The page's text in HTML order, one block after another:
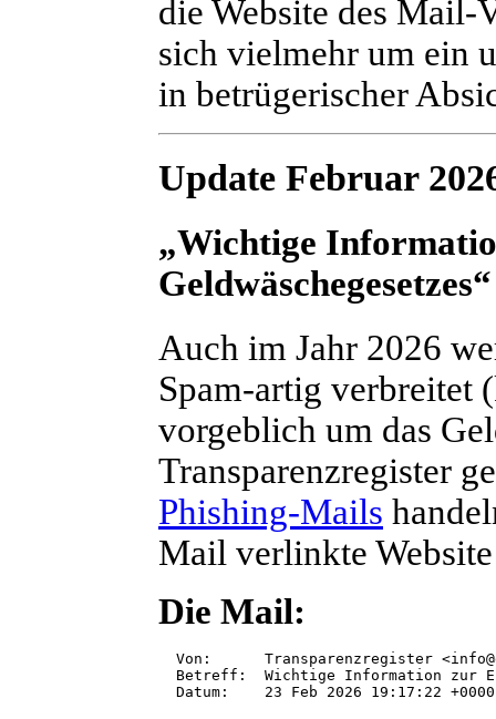
die Website des Mail-
sich vielmehr um ein
in betrügerischer
Update Februar
„Wichtige
Geldwäschegesetzes“
Auch im Jahr 2026
Spam-artig verbreitet
vorgeblich um das
Transparenzregister
Phishing-Mails
Mail verlinkte
Die Mail:
Von:      Transparenzregister
Betreff:  Wichtige Information zur
Datum:    23 Feb 2026 19:17:22 +0000